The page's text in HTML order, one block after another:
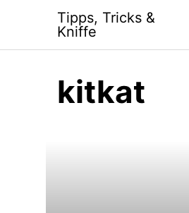
Tipps, Tricks &
Kniffe
kitkat